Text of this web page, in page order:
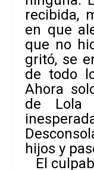
recibida,
en que
que no
gritó, se
de todo
Ahora
de Lola
hijos y
El